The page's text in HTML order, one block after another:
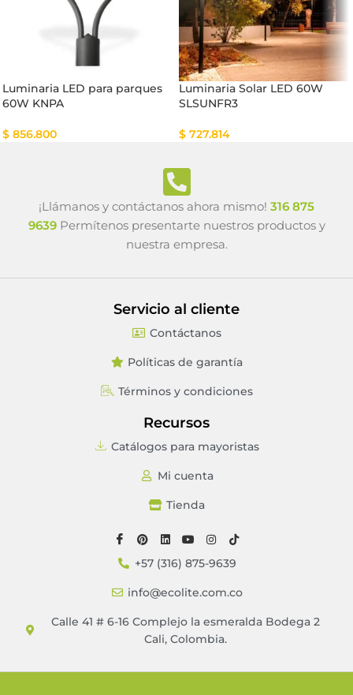
Luminaria LED para parques
60W KNPA
$ 856.800
Luminaria Solar LED 60W
SLSUNFR3
$ 727.814
¡Llámanos y contáctanos ahora mismo! 316 875
9639Permítenos presentarte nuestros productos y
nuestra empresa.
Servicio al cliente
Contáctanos
Políticas de garantía
Términos y condiciones
Recursos
Catálogos para mayoristas
Mi cuenta
Tienda
+57 (316) 875-9639
info@ecolite.com.co
Calle 41 # 6-16 Complejo la esmeralda Bodega 2
Cali, Colombia.